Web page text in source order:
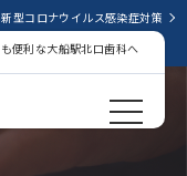
型コロナウイルス感染症対策
便利な大船駅北口歯科へ